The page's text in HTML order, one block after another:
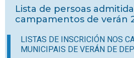
Lista de persoas
campamentos de verán
LISTAS DE INSCRICIÓN NOS
MUNICIPAIS DE VERÁN DE